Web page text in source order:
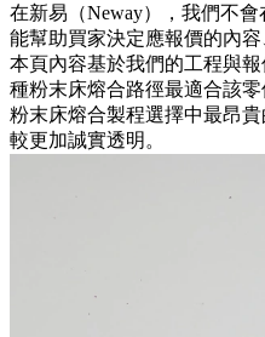
在新易（Neway），我們不
能幫助買家決定應報價的內
本頁內容基於我們的工程與
種粉末床熔合路徑最適合該零
粉末床熔合製程選擇中最昂
較更加誠實透明。